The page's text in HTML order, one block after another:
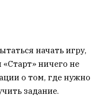
начать игру,
ничего не
о том, где нужно
задание.